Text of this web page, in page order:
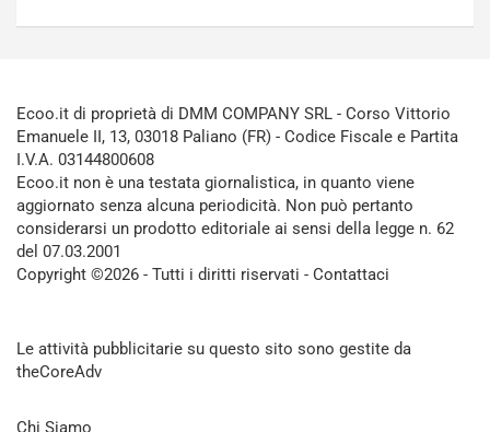
Ecoo.it di proprietà di DMM COMPANY SRL - Corso Vittorio
Emanuele II, 13, 03018 Paliano (FR) - Codice Fiscale e Partita
I.V.A. 03144800608
Ecoo.it non è una testata giornalistica, in quanto viene
aggiornato senza alcuna periodicità. Non può pertanto
considerarsi un prodotto editoriale ai sensi della legge n. 62
del 07.03.2001
Copyright ©2026 - Tutti i diritti riservati - Contattaci
Le attività pubblicitarie su questo sito sono gestite da
theCoreAdv
Chi Siamo